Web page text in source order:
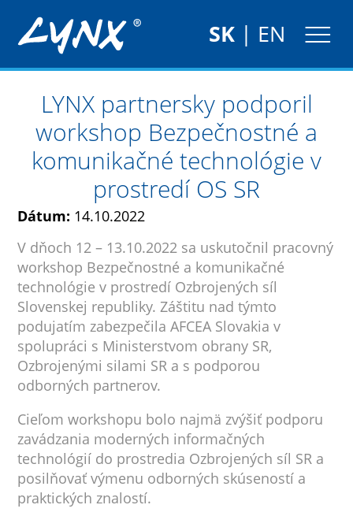
SK| EN
LYNX partnersky podporil
workshop Bezpečnostné a
komunikačné technológie v
prostredí OS SR
Dátum: 14.10.2022
V dňoch 12 – 13.10.2022 sa uskutočnil pracovný
workshop Bezpečnostné a komunikačné
technológie v prostredí Ozbrojených síl
Slovenskej republiky. Záštitu nad týmto
podujatím zabezpečila AFCEA Slovakia v
spolupráci s Ministerstvom obrany SR,
Ozbrojenými silami SR a s podporou
odborných partnerov.
Cieľom workshopu bolo najmä zvýšiť podporu
zavádzania moderných informačných
technológií do prostredia Ozbrojených síl SR a
posilňovať výmenu odborných skúseností a
praktických znalostí.